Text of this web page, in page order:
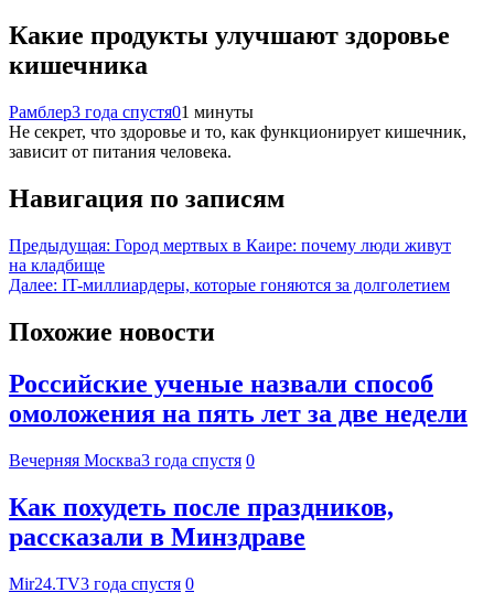
Какие продукты улучшают здоровье
кишечника
Рамблер3 года спустя01 минуты
Не секрет, что здоровье и то, как функционирует кишечник,
зависит от питания человека.
Навигация по записям
Предыдущая: Город мертвых в Каире: почему люди живут
на кладбище
Далее: IT-миллиардеры, которые гоняются за долголетием
Похожие новости
Российские ученые назвали способ
омоложения на пять лет за две недели
Вечерняя Москва3 года спустя 0
Как похудеть после праздников,
рассказали в Минздраве
Mir24.TV3 года спустя 0